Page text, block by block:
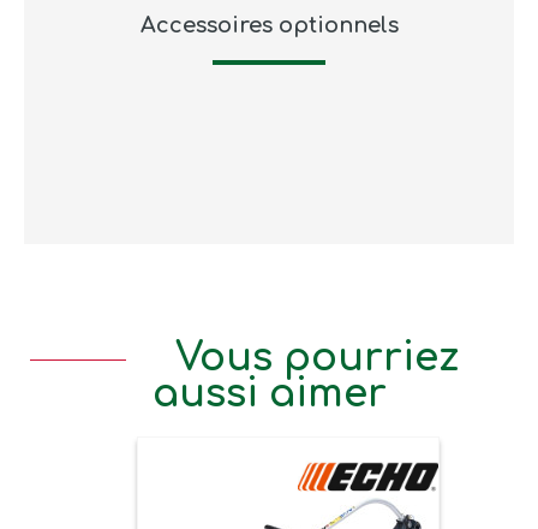
Accessoires optionnels
Vous pourriez
aussi aimer